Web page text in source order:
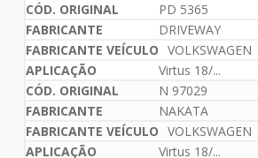
PD 5365
DRIVEWAY
VOLKSWAGEN
Virtus 18/...
N 97029
NAKATA
VOLKSWAGEN
Virtus 18/...